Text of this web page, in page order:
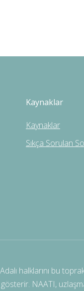
Kaynaklar
Kaynaklar
Sıkça Sorulan
halklarını bu
NAATI,